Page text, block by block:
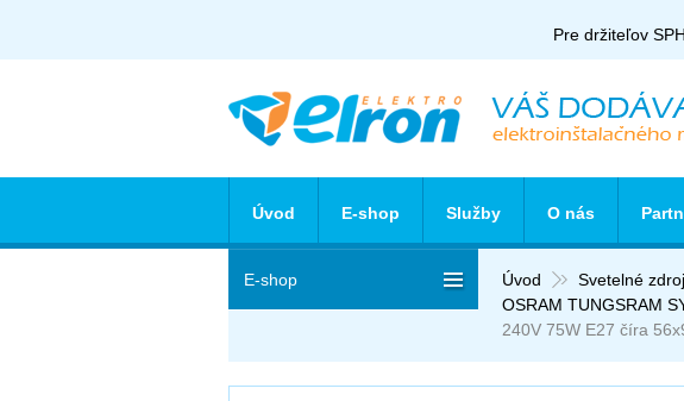
Pre držiteľov
Úvod Svetelné
OSRAM TUNGSRAM
240V 75W E27 číra
E-shop
Úvod E-shop Služby O nás